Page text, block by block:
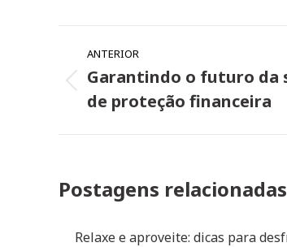
de
post:
ANTERIOR
Post
anterior:
Garantindo o futuro da
de proteção financeira
Postagens relacionadas
Relaxe e aproveite: dicas para